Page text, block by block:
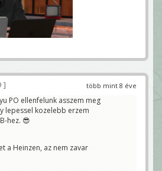
több mint 8 éve
PO ellenfelunk asszem meg
lepessel kozelebb erzem
hez. 😎
a Heinzen, az nem zavar